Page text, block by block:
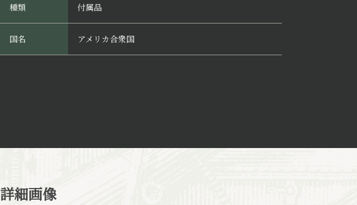
種類 付属品
国名 アメリカ合衆国
詳細画像